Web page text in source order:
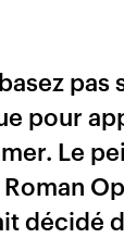
pas
pour
Le
décidé